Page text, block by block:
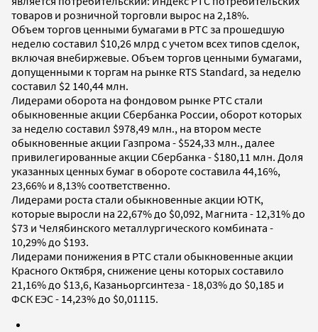
товаров и розничной торговли вырос на 2,18%.
Объем торгов ценными бумагами в РТС за прошедшую
неделю составил $10,26 млрд с учетом всех типов сделок,
включая внебиржевые. Объем торгов ценными бумагами,
допущенными к торгам на рынке RTS Standard, за неделю
составил $2 140,44 млн.
Лидерами оборота на фондовом рынке РТС стали
обыкновенные акции Сбербанка России, оборот которых
за неделю составил $978,49 млн., на втором месте
обыкновенные акции Газпрома - $524,33 млн., далее
привилегированные акции Сбербанка - $180,11 млн. Доля
указанных ценных бумаг в обороте составила 44,16%,
23,66% и 8,13% соответственно.
Лидерами роста стали обыкновенные акции ЮТК,
которые выросли на 22,67% до $0,092, Магнита - 12,31% до
$73 и Челябинского металлургического комбината -
10,29% до $193.
Лидерами понижения в РТС стали обыкновенные акции
Красного Октября, снижение цены которых составило
21,16% до $13,6, Казаньоргсинтеза - 18,03% до $0,185 и
ФСК ЕЭС - 14,23% до $0,01115.